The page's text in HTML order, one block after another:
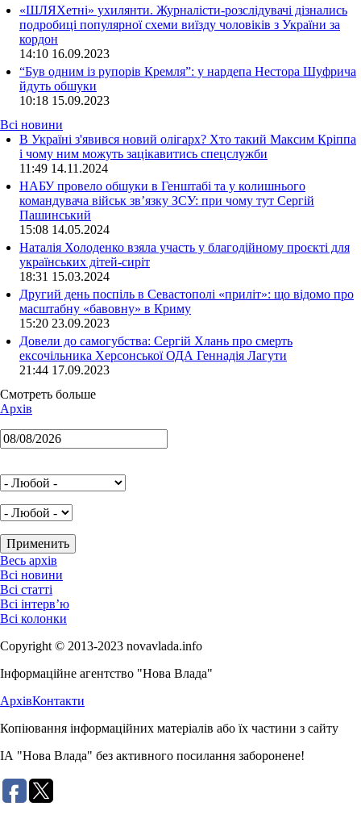
«ШЛЯХетні» ухилянти. Журналісти-розслідувачі дізнались
подробиці популярної схеми виїзду чоловіків з України за
кордон
14:10 16.09.2023
“Був одним із рупорів Кремля”: у нардепа Нестора Шуфрича
йдуть обшуки
10:18 15.09.2023
Всі новини
В Україні з'явився новий олігарх? Хто такий Максим Кріппа
і чому ним можуть зацікавитись спецслужби
11:49 14.11.2024
НАБУ провело обшуки в Генштабі та у колишнього
командувача військ зв’язку ЗСУ: при чому тут Сергій
Пашинський
15:08 14.05.2024
Наталія Холоденко взяла участь у благодійному проєкті для
українських дітей-сиріт
18:31 15.03.2024
Другий день поспіль в Севастополі «приліт»: що відомо про
масштабну «бавовну» в Криму
15:20 23.09.2023
Довели до самогубства: Сергій Хлань про смерть
ексочільника Херсонської ОДА Геннадія Лагути
21:44 17.09.2023
Смотреть больше
Архів
Весь архів
Всі новини
Всі статті
Всі інтерв’ю
Всі колонки
Copyright © 2013-2023 novavlada.info
Інформаційне агентство "Нова Влада"
АрхівКонтакти
Копіювання інформаційних матеріалів або їх частини з сайту
ІА "Нова Влада" без активного посилання заборонене!